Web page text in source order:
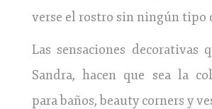
verse el rostro sin ningún tipo
Las sensaciones decorativas
Sandra, hacen que sea la
para baños, beauty corners y